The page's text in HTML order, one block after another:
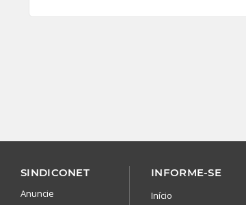
SINDICONET
Anuncie
INFORME-SE
Início